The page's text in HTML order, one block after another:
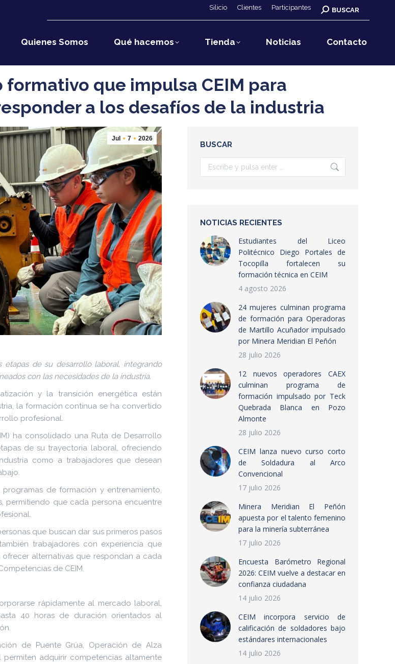
Silicio Clientes Participantes Buscar:
BUSCAR
Quienes Somos Qué hacemos Tienda Noticias Contacto
que impulsa CEIM para
a los desafíos de la industria
Jul 7 2026
de su desarrollo laboral, integrando
con las necesidades de la industria.
y la transición energética están
la formación continua se ha convertido
profesional.
ha consolidado una Ruta de Desarrollo
de su trayectoria laboral, ofreciendo
como a trabajadores que desean
de formación y entrenamiento,
permitiendo que cada persona encuentre
que buscan dar sus primeros pasos
trabajadores con experiencia que
alternativas que respondan a cada
de CEIM.
rápidamente al mercado laboral,
40 horas de duración orientados al
de Puente Grúa, Operación de Alza
adquirir competencias altamente
BUSCAR
Buscar:
NOTICIAS RECIENTES
Estudiantes del Liceo
Politécnico Diego Portales de
Tocopilla fortalecen su
formación técnica en CEIM
4 agosto 2026
24 mujeres culminan programa
de formación para Operadoras
de Martillo Acuñador impulsado
por Minera Meridian El Peñón
28 julio 2026
12 nuevos operadores CAEX
culminan programa de
formación impulsado por Teck
Quebrada Blanca en Pozo
Almonte
28 julio 2026
CEIM lanza nuevo curso corto
de Soldadura al Arco
Convencional
17 julio 2026
Minera Meridian El Peñón
apuesta por el talento femenino
para la minería subterránea
17 julio 2026
Encuesta Barómetro Regional
2026: CEIM vuelve a destacar en
confianza ciudadana
14 julio 2026
CEIM incorpora servicio de
calificación de soldadores bajo
estándares internacionales
14 julio 2026